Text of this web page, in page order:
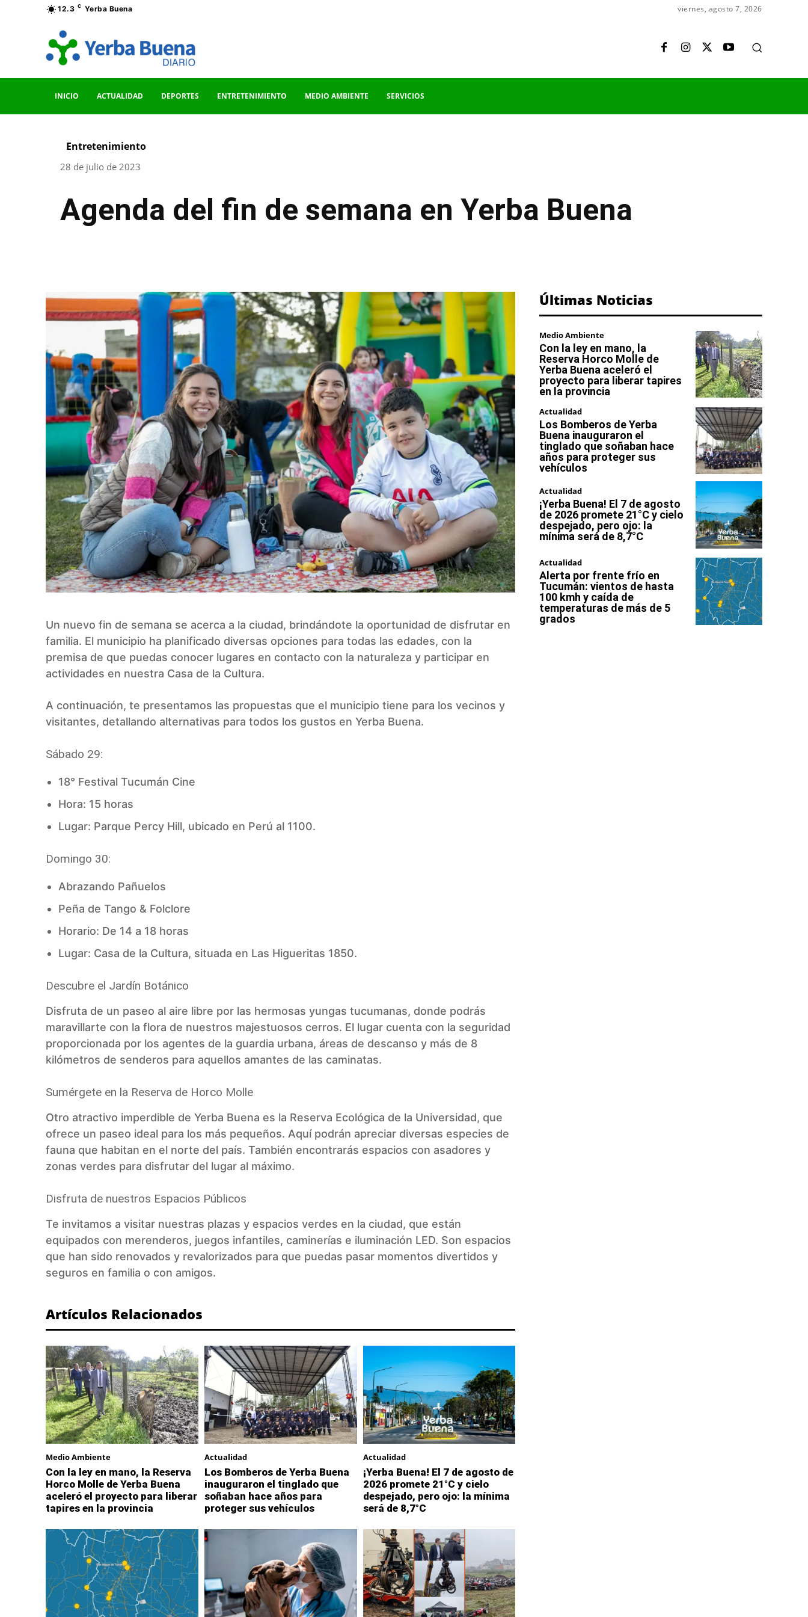
12.3 C Yerba Buena viernes, agosto 7, 2026
INICIO ACTUALIDAD DEPORTES ENTRETENIMIENTO MEDIO AMBIENTE SERVICIOS
Entretenimiento
28 de julio de 2023
Agenda del fin de semana en Yerba Buena
Un nuevo fin de semana se acerca a la ciudad, brindándote la oportunidad de disfrutar en
familia. El municipio ha planificado diversas opciones para todas las edades, con la
premisa de que puedas conocer lugares en contacto con la naturaleza y participar en
actividades en nuestra Casa de la Cultura.
A continuación, te presentamos las propuestas que el municipio tiene para los vecinos y
visitantes, detallando alternativas para todos los gustos en Yerba Buena.
Sábado 29:
18° Festival Tucumán Cine
Hora: 15 horas
Lugar: Parque Percy Hill, ubicado en Perú al 1100.
Domingo 30:
Abrazando Pañuelos
Peña de Tango & Folclore
Horario: De 14 a 18 horas
Lugar: Casa de la Cultura, situada en Las Higueritas 1850.
Descubre el Jardín Botánico
Disfruta de un paseo al aire libre por las hermosas yungas tucumanas, donde podrás
maravillarte con la flora de nuestros majestuosos cerros. El lugar cuenta con la seguridad
proporcionada por los agentes de la guardia urbana, áreas de descanso y más de 8
kilómetros de senderos para aquellos amantes de las caminatas.
Sumérgete en la Reserva de Horco Molle
Otro atractivo imperdible de Yerba Buena es la Reserva Ecológica de la Universidad, que
ofrece un paseo ideal para los más pequeños. Aquí podrán apreciar diversas especies de
fauna que habitan en el norte del país. También encontrarás espacios con asadores y
zonas verdes para disfrutar del lugar al máximo.
Disfruta de nuestros Espacios Públicos
Te invitamos a visitar nuestras plazas y espacios verdes en la ciudad, que están
equipados con merenderos, juegos infantiles, caminerías e iluminación LED. Son espacios
que han sido renovados y revalorizados para que puedas pasar momentos divertidos y
seguros en familia o con amigos.
Artículos Relacionados
Medio Ambiente
Con la ley en mano, la Reserva
Horco Molle de Yerba Buena
aceleró el proyecto para liberar
tapires en la provincia
Actualidad
Los Bomberos de Yerba Buena
inauguraron el tinglado que
soñaban hace años para
proteger sus vehículos
Actualidad
¡Yerba Buena! El 7 de agosto de
2026 promete 21°C y cielo
despejado, pero ojo: la mínima
será de 8,7°C
Últimas Noticias
Medio Ambiente
Con la ley en mano, la
Reserva Horco Molle de
Yerba Buena aceleró el
proyecto para liberar tapires
en la provincia
Actualidad
Los Bomberos de Yerba
Buena inauguraron el
tinglado que soñaban hace
años para proteger sus
vehículos
Actualidad
¡Yerba Buena! El 7 de agosto
de 2026 promete 21°C y cielo
despejado, pero ojo: la
mínima será de 8,7°C
Actualidad
Alerta por frente frío en
Tucumán: vientos de hasta
100 kmh y caída de
temperaturas de más de 5
grados